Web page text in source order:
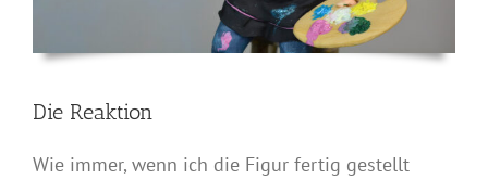
Die Reaktion
Wie immer, wenn ich die Figur fertig gestellt